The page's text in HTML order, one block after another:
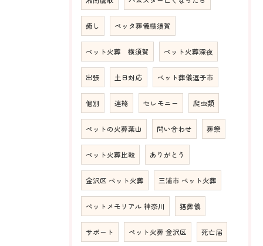
癒し ペッタ葬儀横須賀
ペット火葬 横須賀 ペット火葬深夜
出張 土日対応 ペット葬儀逗子市
個別 連絡 セレモニー 爬虫類
ペットの火葬葉山 問い合わせ 葬祭
ペット火葬比較 ありがとう
金沢区 ペット火葬 三浦市 ペット火葬
ペットメモリアル 神奈川 猫葬儀
サポート ペット火葬 金沢区 死亡届